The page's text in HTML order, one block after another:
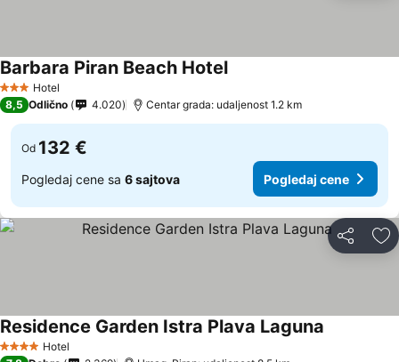
3 Zvezdice
Hotel
Barbara Piran Beach Hotel
8,5 Odlično 4.020 Centar grada: udaljenost 1.2 km
Od 132 €
Pogledaj cene sa 6 sajtova Pogledaj cene
Deli
4 ZvezdiceHotel
Residence Garden Istra Plava Laguna